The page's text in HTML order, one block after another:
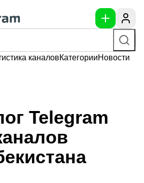
каналовКатегорииНовости
Telegram